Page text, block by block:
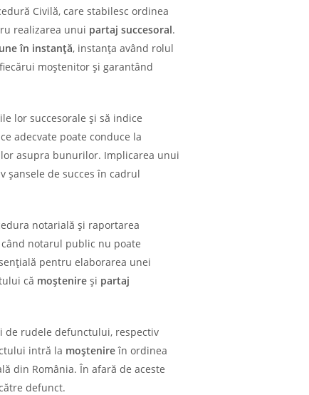
Civilă, care stabilesc ordinea
realizarea unui partaj succesoral.
în instanță, instanța având rolul
moștenitor și garantând
lor succesorale și să indice
adecvate poate conduce la
asupra bunurilor. Implicarea unui
șansele de succes în cadrul
notarială și raportarea
notarul public nu poate
pentru elaborarea unei
că moștenire și partaj
de rudele defunctului, respectiv
intră la moștenireîn ordinea
din România. În afară de aceste
defunct.